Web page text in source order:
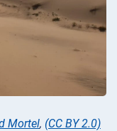
Mortel, (CC BY 2.0)